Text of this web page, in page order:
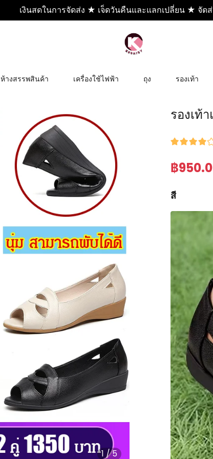
เงินสดในการจัดส่ง ★ เจ็ดวันคืนและแลกเปลี่ยน ★ จัดส่
ห้างสรรพสินค้า เครื่องใช้ไฟฟ้า ถุง รองเท้า
1 /5
รองเท้
฿950
สี